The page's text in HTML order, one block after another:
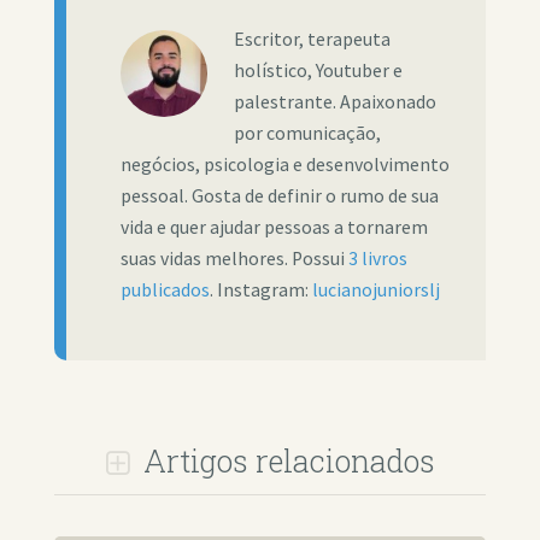
Escritor, terapeuta
holístico, Youtuber e
palestrante. Apaixonado
por comunicação,
negócios, psicologia e desenvolvimento
pessoal. Gosta de definir o rumo de sua
vida e quer ajudar pessoas a tornarem
suas vidas melhores. Possui 3 livros
publicados. Instagram: lucianojuniorslj
Artigos relacionados